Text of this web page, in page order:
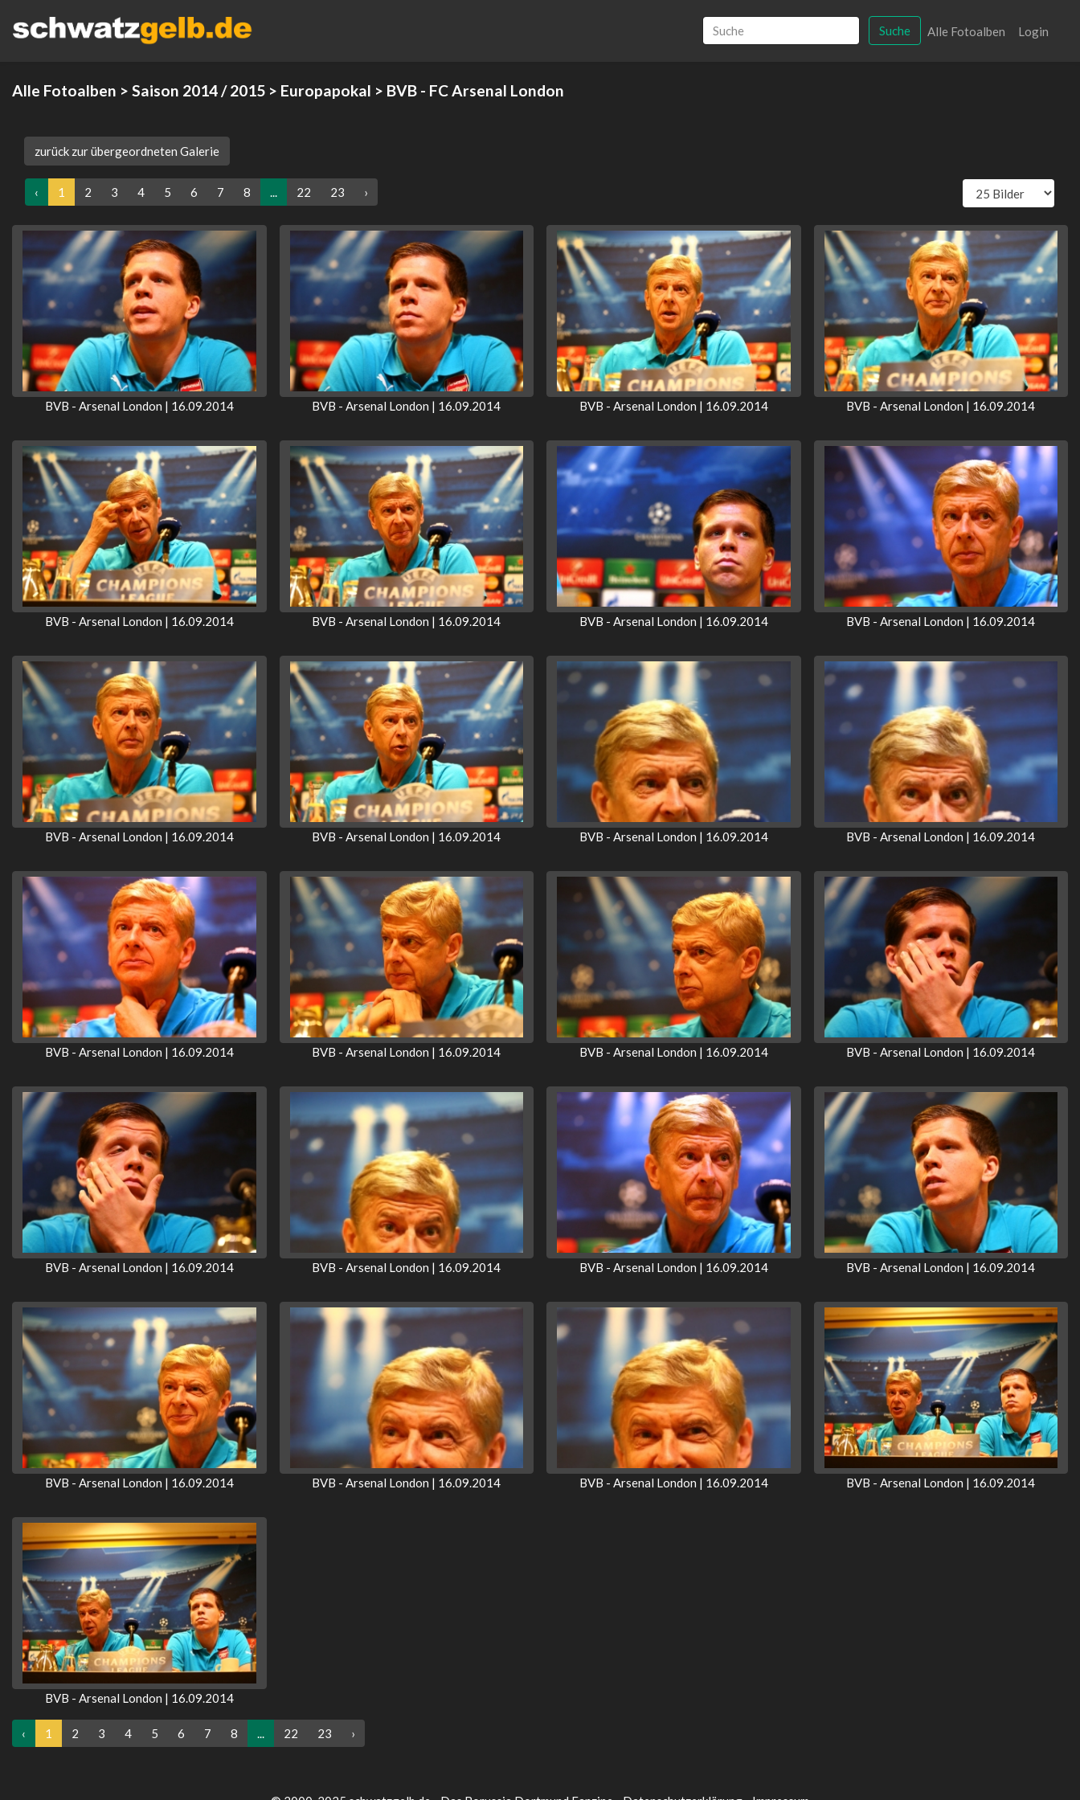
Suche Alle Fotoalben Login
Alle Fotoalben > Saison 2014 / 2015 > Europapokal > BVB - FC Arsenal London
zurück zur übergeordneten Galerie
‹ 1 2 3 4 5 6 7 8 ... 22 23 ›
BVB - Arsenal London | 16.09.2014 BVB - Arsenal London | 16.09.2014 BVB - Arsenal London | 16.09.2014 BVB - Arsenal London | 16.09.2014
BVB - Arsenal London | 16.09.2014 BVB - Arsenal London | 16.09.2014 BVB - Arsenal London | 16.09.2014 BVB - Arsenal London | 16.09.2014
BVB - Arsenal London | 16.09.2014 BVB - Arsenal London | 16.09.2014 BVB - Arsenal London | 16.09.2014 BVB - Arsenal London | 16.09.2014
BVB - Arsenal London | 16.09.2014 BVB - Arsenal London | 16.09.2014 BVB - Arsenal London | 16.09.2014 BVB - Arsenal London | 16.09.2014
BVB - Arsenal London | 16.09.2014 BVB - Arsenal London | 16.09.2014 BVB - Arsenal London | 16.09.2014 BVB - Arsenal London | 16.09.2014
BVB - Arsenal London | 16.09.2014 BVB - Arsenal London | 16.09.2014 BVB - Arsenal London | 16.09.2014 BVB - Arsenal London | 16.09.2014
BVB - Arsenal London | 16.09.2014
‹ 1 2 3 4 5 6 7 8 ... 22 23 ›